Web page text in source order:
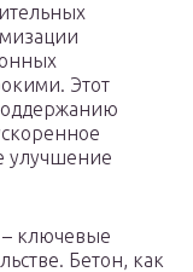
Этот
улучшение
– ключевые
Бетон, как